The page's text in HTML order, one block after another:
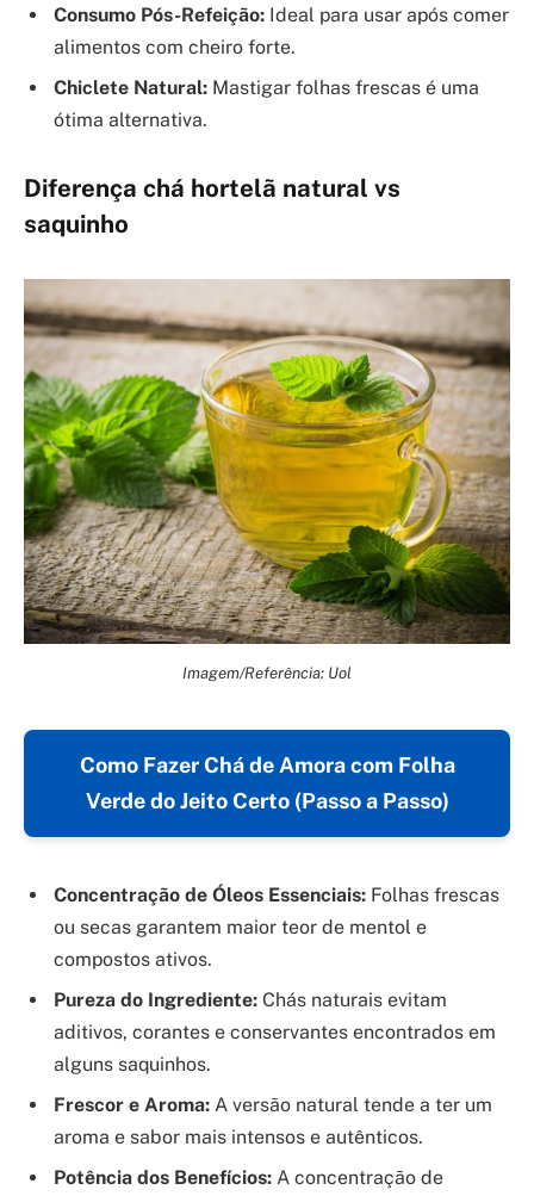
Consumo Pós-Refeição: Ideal para usar após comer
alimentos com cheiro forte.
Chiclete Natural: Mastigar folhas frescas é uma
ótima alternativa.
Diferença chá hortelã natural vs
saquinho
Imagem/Referência: Uol
Como Fazer Chá de Amora com Folha
Verde do Jeito Certo (Passo a Passo)
Concentração de Óleos Essenciais: Folhas frescas
ou secas garantem maior teor de mentol e
compostos ativos.
Pureza do Ingrediente: Chás naturais evitam
aditivos, corantes e conservantes encontrados em
alguns saquinhos.
Frescor e Aroma: A versão natural tende a ter um
aroma e sabor mais intensos e autênticos.
Potência dos Benefícios: A concentração de